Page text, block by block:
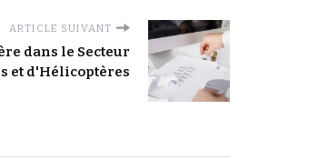
ARTICLE SUIVANT
dans le Secteur
et d'Hélicoptères